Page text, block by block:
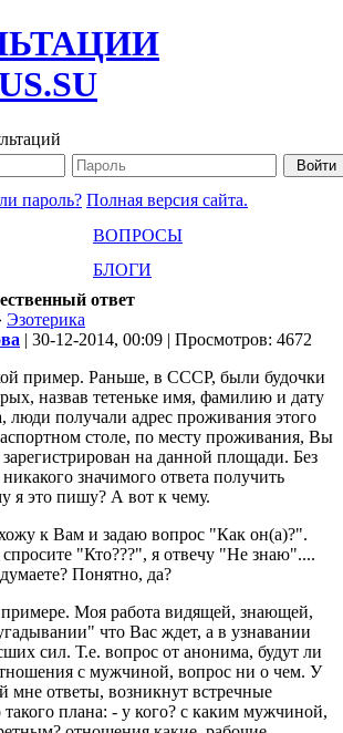
пароль? Полная версия сайта.
ВОПРОСЫ
БЛОГИ
ответ
Эзотерика
| 30-12-2014, 00:09 | Просмотров: 4672
пример. Раньше, в СССР, были будочки
назвав тетеньке имя, фамилию и дату
люди получали адрес проживания этого
столе, по месту проживания, Вы
на данной площади. Без
значимого ответа получить
я это пишу? А вот к чему.
к Вам и задаю вопрос "Как он(а)?".
"Кто???", я отвечу "Не знаю"....
Понятно, да?
Моя работа видящей, знающей,
что Вас ждет, а в узнавании
сил. Т.е. вопрос от анонима, будут ли
с мужчиной, вопрос ни о чем. У
мне ответы, возникнут встречные
плана: - у кого? с каким мужчиной,